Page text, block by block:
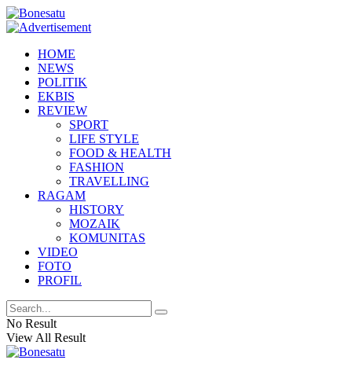
HOME
NEWS
POLITIK
EKBIS
REVIEW
SPORT
LIFE STYLE
FOOD & HEALTH
FASHION
TRAVELLING
RAGAM
HISTORY
MOZAIK
KOMUNITAS
VIDEO
FOTO
PROFIL
No Result
View All Result